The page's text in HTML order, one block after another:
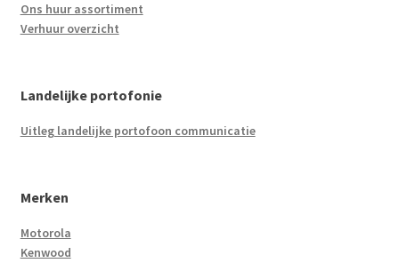
Ons huur assortiment
Verhuur overzicht
Landelijke portofonie
Uitleg landelijke portofoon communicatie
Merken
Motorola
Kenwood